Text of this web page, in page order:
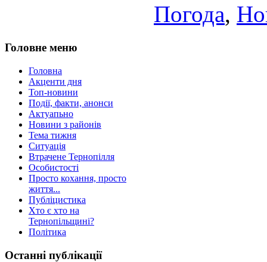
Погода,
Головне меню
Головна
Акценти дня
Топ-новини
Події, факти, анонси
Актуапьно
Новини з районів
Тема тижня
Ситуація
Втрачене Тернопілля
Особистості
Просто кохання, просто
життя...
Публіцистика
Хто є хто на
Тернопільщині?
Політика
Останні публікації